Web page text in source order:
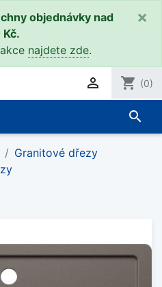
objednávky nad
najdete zde.
×
 shopping_cart (0)
search
Granitové dřezy